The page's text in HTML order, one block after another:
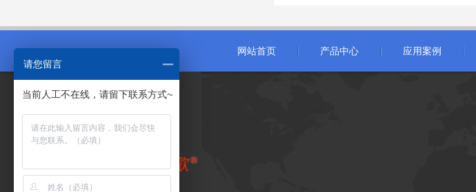
网站首页 产品中心 应用案例
请您留言
当前人工不在线，请留下联系方式~